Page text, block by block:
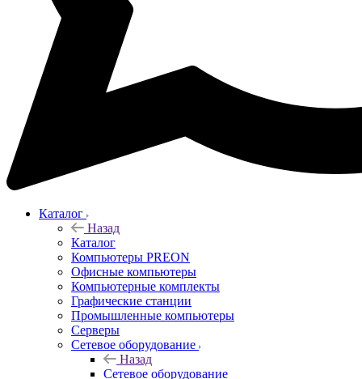
Каталог
Назад
Каталог
Компьютеры PREON
Офисные компьютеры
Компьютерные комплекты
Графические станции
Промышленные компьютеры
Серверы
Сетевое оборудование
Назад
Сетевое оборудование